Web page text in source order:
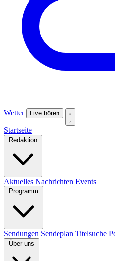
Wetter Live hören
Startseite
Redaktion
Aktuelles Nachrichten Events
Programm
Sendungen Sendeplan Titelsuche
Über uns